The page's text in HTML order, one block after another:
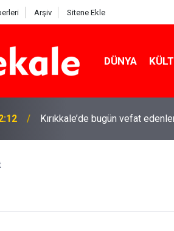
Arşiv Sitene Ekle
DÜNYA
Kırıkkale’de bugün vefat